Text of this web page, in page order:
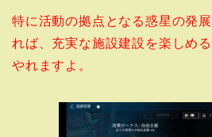
特に活動の拠点となる惑星の発
れば、充実な施設建設を楽しめ
やれますよ。